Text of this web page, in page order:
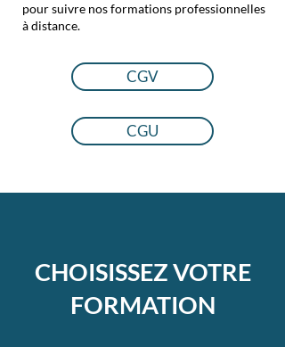
pour suivre nos formations professionnelles
à distance.
CGV
CGU
CHOISISSEZ VOTRE
FORMATION